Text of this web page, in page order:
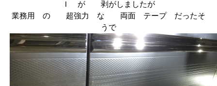
Ｉ が 剥がしましたが
業務用 の 超強力 な 両面 テープ だったそ
うで